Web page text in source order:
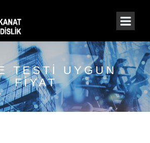
TESTI UYGUN
FIYAT